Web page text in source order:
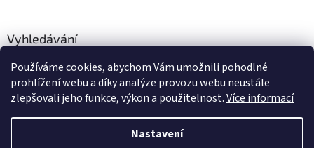
Používáme cookies, abychom Vám umožnili pohodlné
prohlížení webu a díky analýze provozu webu neustále
zlepšovali jeho funkce, výkon a použitelnost.Více informací
Nastavení
Vyhledávání
HLEDAT
Vytvořil Shoptet